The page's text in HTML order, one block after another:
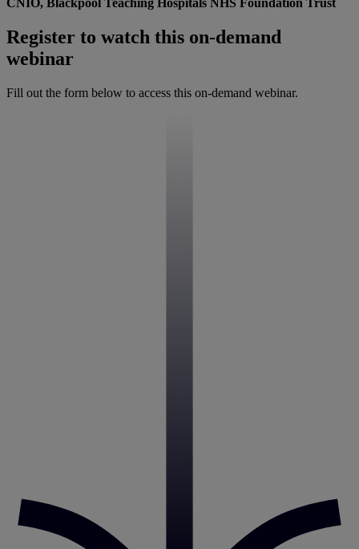
Register to watch this on-demand
webinar
Fill out the form below to access this on-demand webinar.